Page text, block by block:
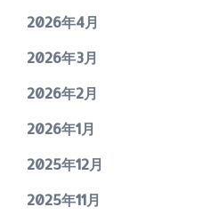
2026年4月
2026年3月
2026年2月
2026年1月
2025年12月
2025年11月